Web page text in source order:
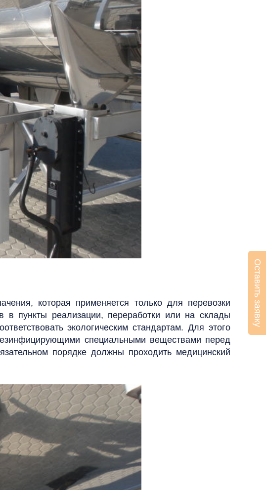
которая применяется только для перевозки
в пункты реализации, переработки или на склады
экологическим стандартам. Для этого
специальными веществами перед
порядке должны проходить медицинский
Оставить заявку